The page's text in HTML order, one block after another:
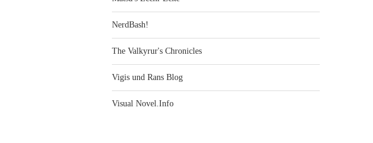
NerdBash!
The Valkyrur's Chronicles
Vigis und Rans Blog
Visual Novel.Info